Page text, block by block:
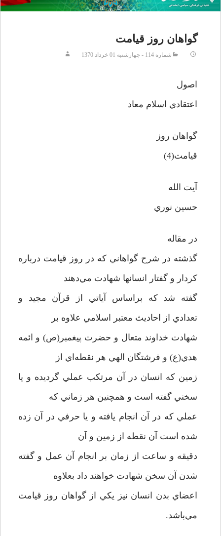
گواهان روز قيامت
شماره 114 - چهارشنبه 01 خرداد 1370
اصول
اعتقادي اسلام معاد
گواهان روز
قيامت(4)
آيت الله
حسين نوري
در مقاله
گذشته در شرح گواهاني که در روز قيامت درباره
کردار و گفتار انسانها شهادت مي‌دهند
گفته شد که براساس آياتي از قرآن مجيد و
تعدادي از احاديث معتبر اسلامي علاوه بر
شهادت خداوند متعال و حضرت پيغمبر(ص) و ائمه
هدي(ع) و فرشتگان الهي هر نقطه‌اي از
زمين که انسان در آن مرتکب عملي گرديده و يا
سخني گفته است و همچنين هر زماني که
عملي که در آن انجام يافته و يا حرفي در آن زده
شده است آن نقطه از زمين و آن
دقيقه و ساعت از زمان بر انجام آن عمل و گفته
شدن آن سخن شهادت خواهند داد بعلاوه
اعضاي بدن انسان نيز يکي از گواهان روز قيامت
مي‌باشد.